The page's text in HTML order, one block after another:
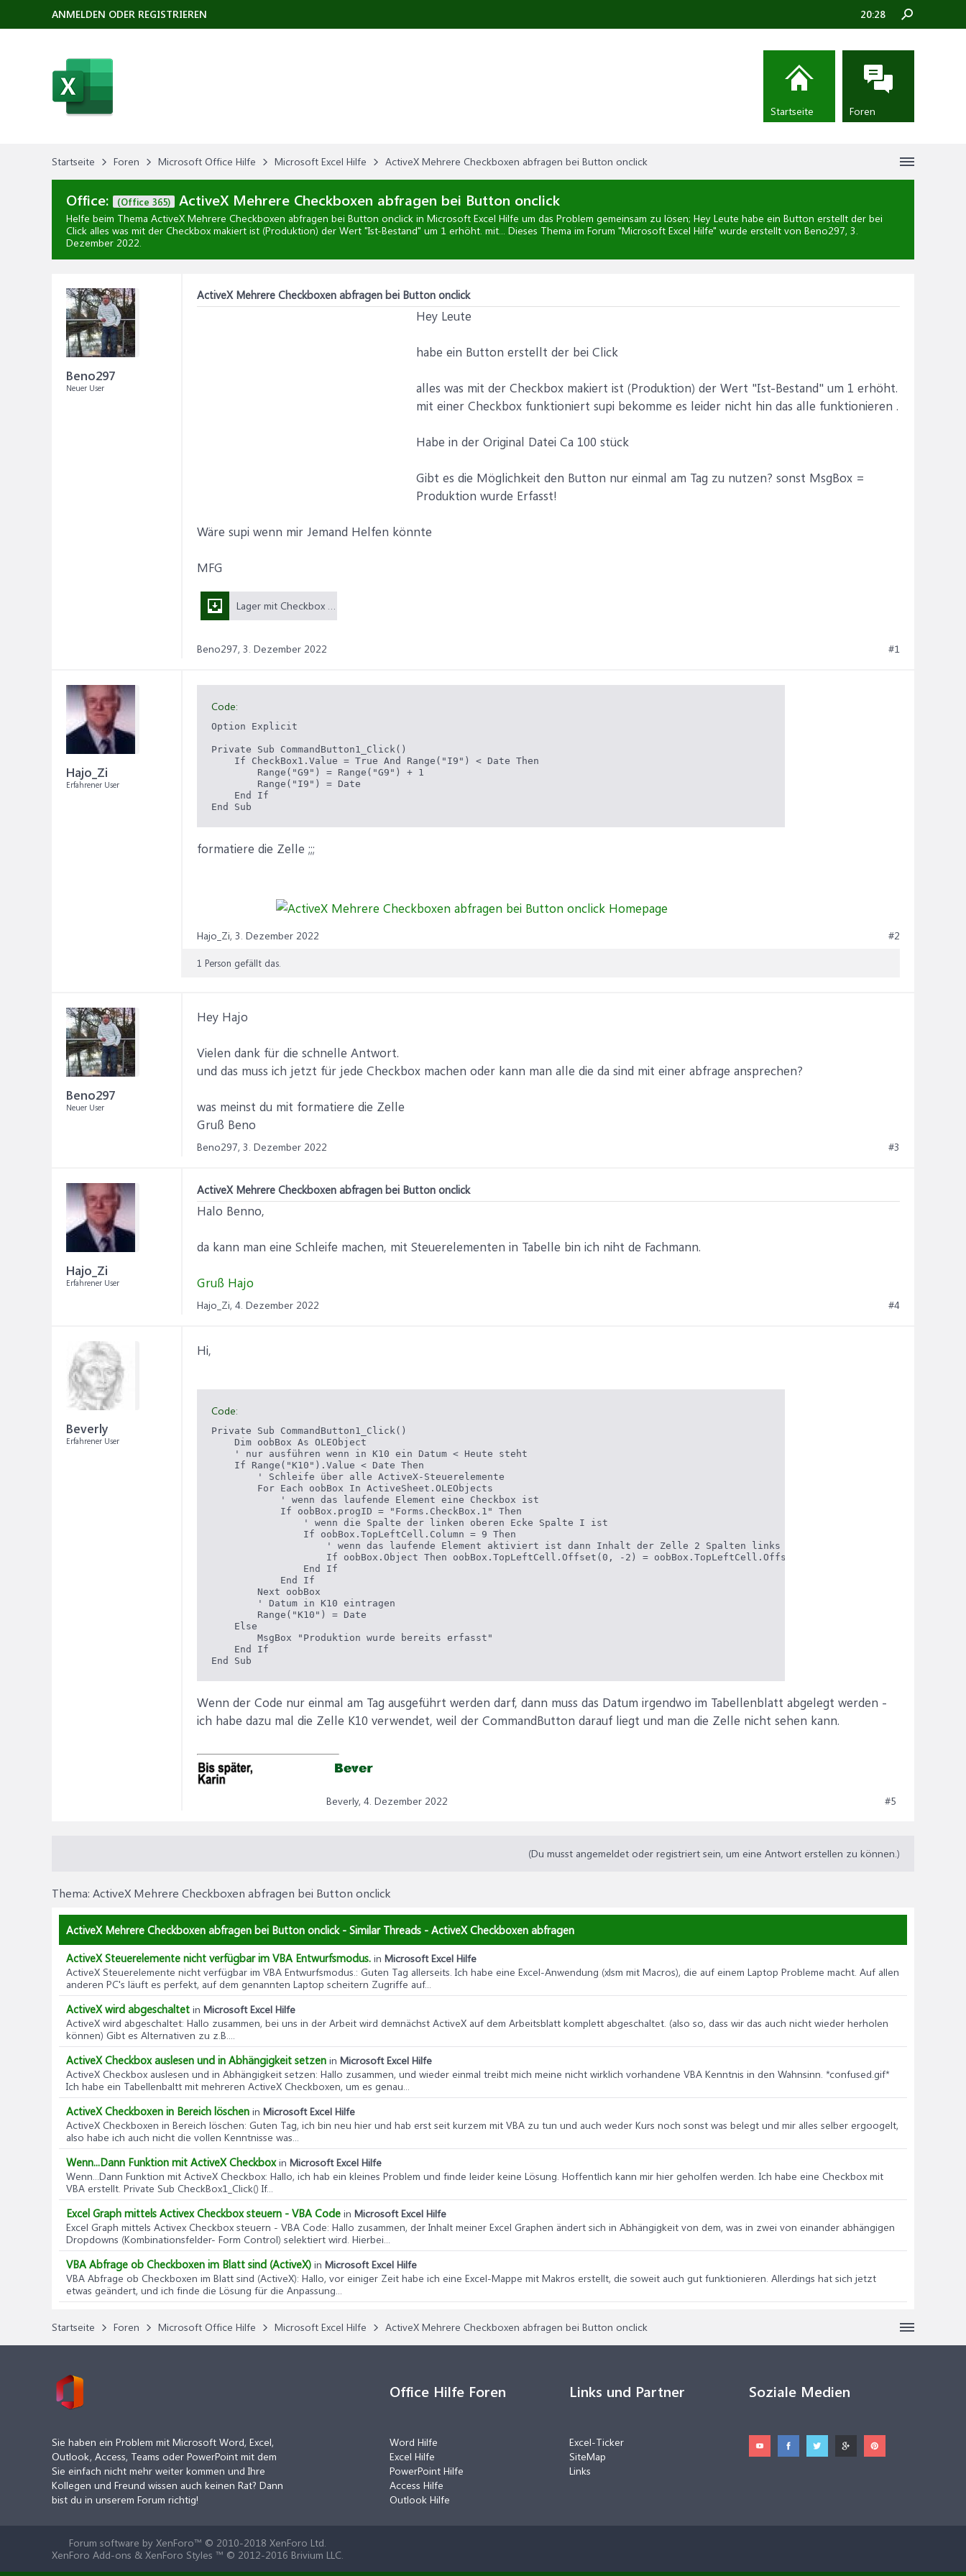
Startseite Foren Microsoft Office Hilfe Microsoft Excel Hilfe ActiveX Mehrere Checkboxen abfragen bei Button onclick
Office: (Office 365) ActiveX Mehrere Checkboxen abfragen bei Button onclick
Helfe beim Thema ActiveX Mehrere Checkboxen abfragen bei Button onclick in Microsoft Excel Hilfe um das Problem gemeinsam zu lösen; Hey Leute habe ein Button erstellt der bei
Click alles was mit der Checkbox makiert ist (Produktion) der Wert "Ist-Bestand" um 1 erhöht. mit... Dieses Thema im Forum "Microsoft Excel Hilfe" wurde erstellt von Beno297, 3.
Dezember 2022.
Beno297
Neuer User
ActiveX Mehrere Checkboxen abfragen bei Button onclick
Hey Leute
habe ein Button erstellt der bei Click
alles was mit der Checkbox makiert ist (Produktion) der Wert "Ist-Bestand" um 1 erhöht.
mit einer Checkbox funktioniert supi bekomme es leider nicht hin das alle funktionieren .
Habe in der Original Datei Ca 100 stück
Gibt es die Möglichkeit den Button nur einmal am Tag zu nutzen? sonst MsgBox =
Produktion wurde Erfasst!
Wäre supi wenn mir Jemand Helfen könnte
MFG
Lager mit Checkbox und Eingabemaske test.xlsm (26,9 KB)
Beno297, 3. Dezember 2022 #1
Hajo_Zi
Erfahrener User
Code:
Option Explicit
Private Sub CommandButton1_Click()
    If CheckBox1.Value = True And Range("I9") < Date Then
        Range("G9") = Range("G9") + 1
        Range("I9") = Date
    End If
formatiere die Zelle ;;;
Hajo_Zi, 3. Dezember 2022 #2
1 Person gefällt das.
Beno297
Neuer User
Hey Hajo
Vielen dank für die schnelle Antwort.
und das muss ich jetzt für jede Checkbox machen oder kann man alle die da sind mit einer abfrage ansprechen?
was meinst du mit formatiere die Zelle
Gruß Beno
Beno297, 3. Dezember 2022 #3
Hajo_Zi
Erfahrener User
ActiveX Mehrere Checkboxen abfragen bei Button onclick
Halo Benno,
da kann man eine Schleife machen, mit Steuerelementen in Tabelle bin ich niht de Fachmann.
Gruß Hajo
Hajo_Zi, 4. Dezember 2022 #4
Beverly
Erfahrener User
Hi,
Code:
Private Sub CommandButton1_Click()
    Dim oobBox As OLEObject
    ' nur ausführen wenn in K10 ein Datum < Heute steht
    If Range("K10").Value < Date Then
        ' Schleife über alle ActiveX-Steuerelemente
        For Each oobBox In ActiveSheet.OLEObjects
            ' wenn das laufende Element eine Checkbox ist
            If oobBox.progID = "Forms.CheckBox.1" Then
                ' wenn die Spalte der linken oberen Ecke Spalte I ist
                If oobBox.TopLeftCell.Column = 9 Then
                    ' wenn das laufende Element aktiviert ist dann Inhalt der Zelle 2 Spalten links davon um 1 erhöhen
                    If oobBox.Object Then oobBox.TopLeftCell.Offset(0, -2) = oobBox.TopLeftCell.Offset(0, -2) + 1
                End If
            End If
        Next oobBox
        ' Datum in K10 eintragen
        Range("K10") = Date
    Else
        MsgBox "Produktion wurde bereits erfasst"
    End If
Wenn der Code nur einmal am Tag ausgeführt werden darf, dann muss das Datum irgendwo im Tabellenblatt abgelegt werden -
ich habe dazu mal die Zelle K10 verwendet, weil der CommandButton darauf liegt und man die Zelle nicht sehen kann.
Beverly, 4. Dezember 2022 #5
(Du musst angemeldet oder registriert sein, um eine Antwort erstellen zu können.)
Thema: ActiveX Mehrere Checkboxen abfragen bei Button onclick
ActiveX Mehrere Checkboxen abfragen bei Button onclick - Similar Threads - ActiveX Checkboxen abfragen
ActiveX Steuerelemente nicht verfügbar im VBA Entwurfsmodus. in Microsoft Excel Hilfe
ActiveX Steuerelemente nicht verfügbar im VBA Entwurfsmodus. : Guten Tag allerseits. Ich habe eine Excel-Anwendung (xlsm mit Macros), die auf einem Laptop Probleme macht. Auf allen
anderen PC's läuft es perfekt, auf dem genannten Laptop scheitern Zugriffe auf...
ActiveX wird abgeschaltet in Microsoft Excel Hilfe
ActiveX wird abgeschaltet: Hallo zusammen, bei uns in der Arbeit wird demnächst ActiveX auf dem Arbeitsblatt komplett abgeschaltet. (also so, dass wir das auch nicht wieder herholen
können) Gibt es Alternativen zu z.B....
ActiveX Checkbox auslesen und in Abhängigkeit setzen in Microsoft Excel Hilfe
ActiveX Checkbox auslesen und in Abhängigkeit setzen: Hallo zusammen, und wieder einmal treibt mich meine nicht wirklich vorhandene VBA Kenntnis in den Wahnsinn. *confused.gif*
Ich habe ein Tabellenbaltt mit mehreren ActiveX Checkboxen, um es genau...
ActiveX Checkboxen in Bereich löschen in Microsoft Excel Hilfe
ActiveX Checkboxen in Bereich löschen: Guten Tag, ich bin neu hier und hab erst seit kurzem mit VBA zu tun und auch weder Kurs noch sonst was belegt und mir alles selber ergoogelt,
also habe ich auch nicht die vollen Kenntnisse was...
Wenn...Dann Funktion mit ActiveX Checkboxin Microsoft Excel Hilfe
Wenn...Dann Funktion mit ActiveX Checkbox: Hallo, ich hab ein kleines Problem und finde leider keine Lösung. Hoffentlich kann mir hier geholfen werden. Ich habe eine Checkbox mit
VBA erstellt. Private Sub CheckBox1_Click() If...
Excel Graph mittels Activex Checkbox steuern - VBA Code in Microsoft Excel Hilfe
Excel Graph mittels Activex Checkbox steuern - VBA Code: Hallo zusammen, der Inhalt meiner Excel Graphen ändert sich in Abhängigkeit von dem, was in zwei von einander abhängigen
Dropdowns (Kombinationsfelder- Form Control) selektiert wird. Hierbei...
VBA Abfrage ob Checkboxen im Blatt sind (ActiveX) in Microsoft Excel Hilfe
VBA Abfrage ob Checkboxen im Blatt sind (ActiveX): Hallo, vor einiger Zeit habe ich eine Excel-Mappe mit Makros erstellt, die soweit auch gut funktionieren. Allerdings hat sich jetzt
etwas geändert, und ich finde die Lösung für die Anpassung...
Startseite Foren Microsoft Office Hilfe Microsoft Excel Hilfe ActiveX Mehrere Checkboxen abfragen bei Button onclick
ANMELDEN ODER REGISTRIEREN 20:28
Startseite Foren
Sie haben ein Problem mit Microsoft Word, Excel,
Outlook, Access, Teams oder PowerPoint mit dem
Sie einfach nicht mehr weiter kommen und Ihre
Kollegen und Freund wissen auch keinen Rat? Dann
bist du in unserem Forum richtig!
Office Hilfe Foren
Word Hilfe
Excel Hilfe
PowerPoint Hilfe
Access Hilfe
Outlook Hilfe
Links und Partner
Excel-Ticker
SiteMap
Links
Soziale Medien
Forum software by XenForo™ © 2010-2018 XenForo Ltd.
XenForo Add-ons & XenForo Styles ™ © 2012-2016 Brivium LLC.